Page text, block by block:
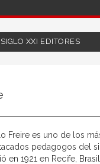
XXI EDITORES
Freire es uno de los
pedagogos del
en 1921 en Recife,